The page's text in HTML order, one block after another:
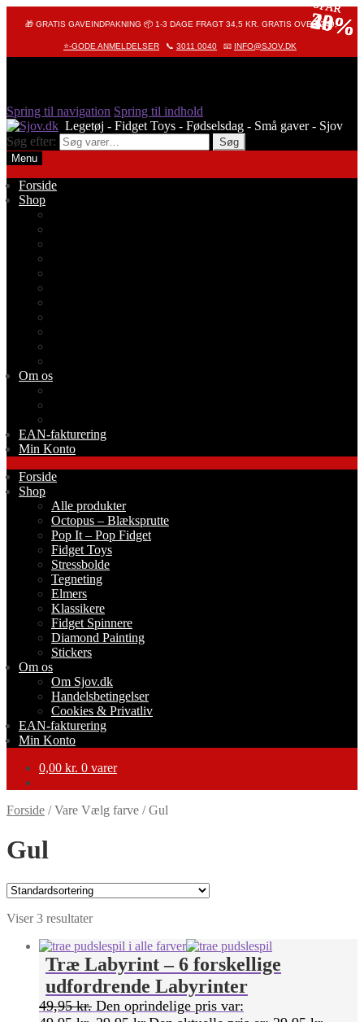
🎁 GRATIS GAVEINDPAKNING 📦 1-3 DAGE FRAGT 34,5 KR. GRATIS OVER 249,-
⭐-GODE ANMELDELSER 📞 3011 0040 📧 INFO@SJOV.DK
Spring til navigation Spring til indhold
Søg efter:
Søg
Menu
Forside
Shop
Om os
EAN-fakturering
Min Konto
Forside
Shop
Alle produkter
Octopus – Blæksprutte
Pop It – Pop Fidget
Fidget Toys
Stressbolde
Tegneting
Elmers
Klassikere
Fidget Spinnere
Diamond Painting
Stickers
Om os
Om Sjov.dk
Handelsbetingelser
Cookies & Privatliv
EAN-fakturering
Min Konto
0,00 kr. 0 varer
Forside /Vare Vælg farve /Gul
Gul
Viser 3 resultater
SPAR
40%
Træ Labyrint – 6 forskellige
udfordrende Labyrinter
49,95kr. Den oprindelige pris var:
SPAR
20%
SPAR
33%